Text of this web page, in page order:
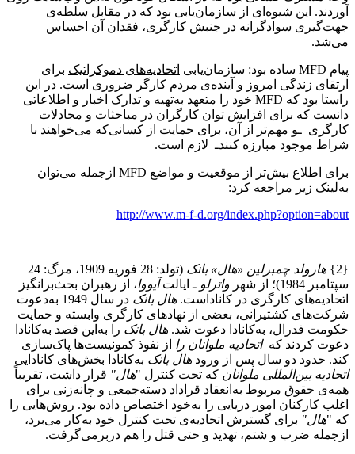
آوردند. این شیوه‌ای از سازمان‌یابی بود که ‌‌در مقابل سلطه‌ی
جهت‌گیری سوادگرانه در جنبش کارگری‌‌، فقدان آن احساس
می‌شد.
پیام MFD ساده بود: سازمان‌یابی اتحادیه‌های دموکراتیک برای
ارتقای زندگی امروز و آینده‌ی مردم کارگر ضروری است. در این
راستا بود که MFD خود را متعهد به‌تهیه و ‌‌تدارک اخبار و اطلاعاتی
دانست که برای افزایش توان کارگران در مباحثات و مجادلات
کارگری ـو مهم‌تر از آن، برای حمایت از کسانی‌که می‌خواهند با
شراط موجود مبارزه کنند‌ـ لازم است.
برای اطلاع بیش‌تر از موقعیت و مواضع MFD ازجمله می‌توان
به‌لینک زیر مراجعه کرد:
http://www.m-f-d.org/index.php?option=about
{2} هارولد چمبرلین «هال» بانک
(تولد: 28 فوریه 1909، مرگ: 24
سپتامبر 1984)؛ از شهر
واترلو ـ ایالتآیووا، از رهبران بحث‌برانگیز
اتحادیه‌های کارگری در کاناداست. هال بانک
در سال 1949 به‌دعوت
شرکت‌های کشتیرانی، بعضی از نهادهای کارگری وابسته و حمایت
حکومت فدرال، به‌کانادا دعوت شد. هال بانک را به‌این قصد به‌کانادا
دعوت کردند کهاتحادیه ملوانان را از نفوذ کمونیست‌ها پاک‌سازی
کند. حدود دو سال پس از ورود هال ‌بانک به‌کانادا بخش‌های کانادایی
اتحادیه بین‌المللی ملوانان که تحت کنترل "هال" قرار داشت، تقریباً
همه‌ی حقوق مربوط به‌انعقاد قراداد دسته‌جمعی و چانه‌زنی برای
اغلب کارکنان امور دریایی را به‌خود اختصاص داده بود. روش‌هایی را
که "هال" برای گسترش اتحادیه‌ی تحت کنترل خود به‌کار می‌برد،
ازجمله ضرب و شتم، تهدید و حتی قتل را هم دربرمی‌گرفت.